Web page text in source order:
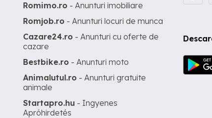
Romimo.ro - Anunturi imobiliare
Romjob.ro - Anunturi locuri de munca
Cazare24.ro - Anunturi cu oferte de
cazare
Bestbike.ro - Anunturi moto
Animalutul.ro - Anunturi gratuite
animale
Startapro.hu - Ingyenes
Apróhirdetés